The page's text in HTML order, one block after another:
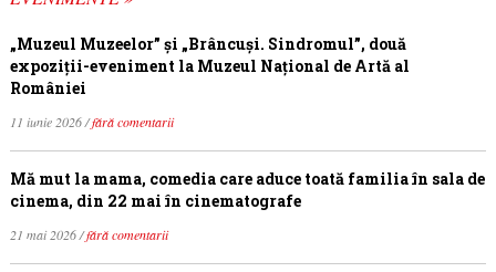
„Muzeul Muzeelor” și „Brâncuși. Sindromul”, două
expoziții-eveniment la Muzeul Național de Artă al
României
11 iunie 2026 /fără comentarii
Mă mut la mama, comedia care aduce toată familia în sala de
cinema, din 22 mai în cinematografe
21 mai 2026 /fără comentarii